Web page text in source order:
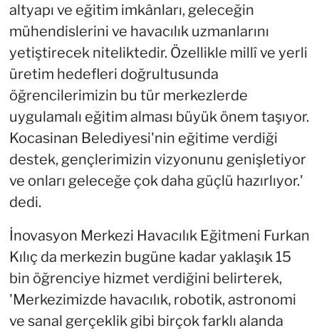
altyapı ve eğitim imkânları, geleceğin
mühendislerini ve havacılık uzmanlarını
yetiştirecek niteliktedir. Özellikle millî ve yerli
üretim hedefleri doğrultusunda
öğrencilerimizin bu tür merkezlerde
uygulamalı eğitim alması büyük önem taşıyor.
Kocasinan Belediyesi'nin eğitime verdiği
destek, gençlerimizin vizyonunu genişletiyor
ve onları geleceğe çok daha güçlü hazırlıyor.'
dedi.
İnovasyon Merkezi Havacılık Eğitmeni Furkan
Kılıç da merkezin bugüne kadar yaklaşık 15
bin öğrenciye hizmet verdiğini belirterek,
'Merkezimizde havacılık, robotik, astronomi
ve sanal gerçeklik gibi birçok farklı alanda